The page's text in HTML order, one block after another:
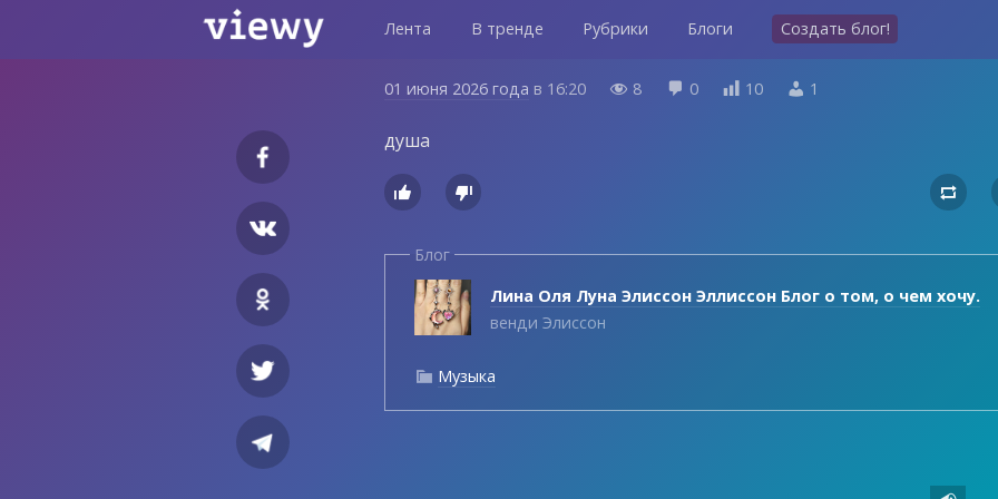
Лента В тренде Рубрики Блоги Создать блог!
01 июня 2026 года в 16:20  8  0  10  1
душа
  
Блог
Лина Оля Луна Элиссон Эллиссон Блог о том, о чем хочу.
венди Элиссон
 Музыка